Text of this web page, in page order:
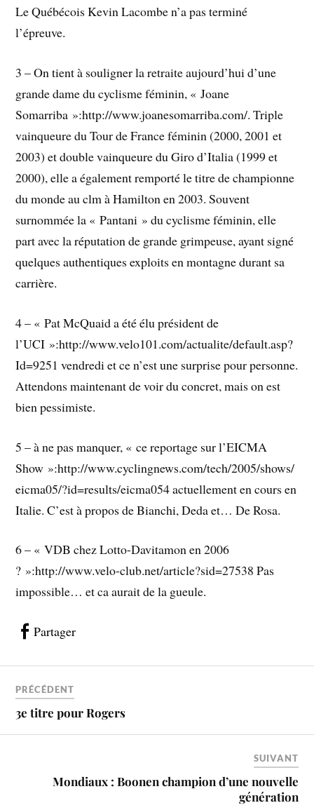
Le Québécois Kevin Lacombe n’a pas terminé
l’épreuve.
3 – On tient à souligner la retraite aujourd’hui d’une
grande dame du cyclisme féminin, « Joane
Somarriba »:http://www.joanesomarriba.com/. Triple
vainqueure du Tour de France féminin (2000, 2001 et
2003) et double vainqueure du Giro d’Italia (1999 et
2000), elle a également remporté le titre de championne
du monde au clm à Hamilton en 2003. Souvent
surnommée la « Pantani » du cyclisme féminin, elle
part avec la réputation de grande grimpeuse, ayant signé
quelques authentiques exploits en montagne durant sa
carrière.
4 – « Pat McQuaid a été élu président de
l’UCI »:http://www.velo101.com/actualite/default.asp?
Id=9251 vendredi et ce n’est une surprise pour personne.
Attendons maintenant de voir du concret, mais on est
bien pessimiste.
5 – à ne pas manquer, « ce reportage sur l’EICMA
Show »:http://www.cyclingnews.com/tech/2005/shows/
eicma05/?id=results/eicma054 actuellement en cours en
Italie. C’est à propos de Bianchi, Deda et… De Rosa.
6 – « VDB chez Lotto-Davitamon en 2006
? »:http://www.velo-club.net/article?sid=27538 Pas
impossible… et ca aurait de la gueule.
Partager
PRÉCÉDENT
3e titre pour Rogers
SUIVANT
Mondiaux : Boonen champion d’une nouvelle
génération